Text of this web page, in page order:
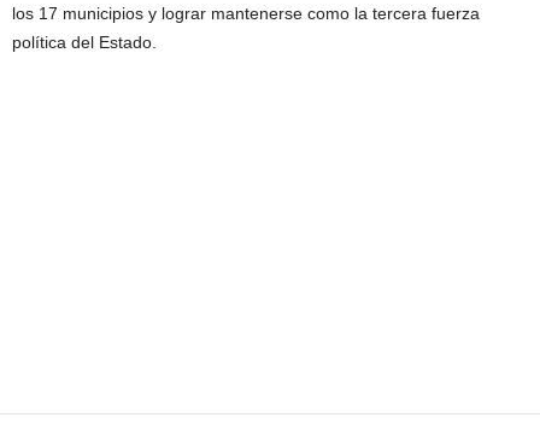
los 17 municipios y lograr mantenerse como la tercera fuerza
política del Estado.